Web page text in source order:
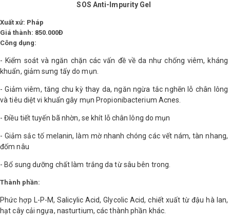
SOS Anti-Impurity Gel
Xuất xứ: Pháp
Giá thành: 850.000Đ
Công dụng:
- Kiểm soát và ngăn chặn các vấn đề về da như chống viêm, kháng
khuẩn, giảm sưng tấy do mụn.
- Giảm viêm, tăng chu kỳ thay da, ngăn ngừa tắc nghẽn lỗ chân lông
và tiêu diệt vi khuẩn gây mụn Propionibacterium Acnes.
- Điều tiết tuyến bã nhờn, se khít lỗ chân lông do mụn
- Giảm sắc tố melanin, làm mờ nhanh chóng các vết nám, tàn nhang,
đốm nâu
- Bổ sung dưỡng chất làm trắng da từ sâu bên trong.
Thành phần:
Phức hợp L-P-M, Salicylic Acid, Glycolic Acid, chiết xuất từ đậu hà lan,
hạt cây cải ngựa, nasturtium, các thành phần khác.